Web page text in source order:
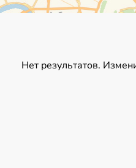
Нет результатов.